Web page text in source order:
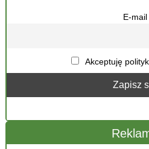
E-mail
Akceptuję